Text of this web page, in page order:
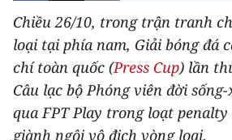
XÃ HỘI
PHÁP LUẬT
DU LỊCH
Chiều 26/10, trong trận tranh
loại tại phía nam, Giải bóng đá
chí toàn quốc (Press Cup) lần
Câu lạc bộ Phóng viên đời
qua FPT Play trong loạt
giành ngôi vô địch vòng loại.